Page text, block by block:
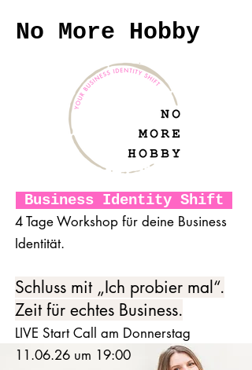
No More Hobby
Business Identity Shift
4 Tage Workshop für deine Business
Identität.
Schluss mit „Ich probier mal“.
Zeit für echtes Business.
LIVE Start Call am Donnerstag
11.06.26 um 19:00